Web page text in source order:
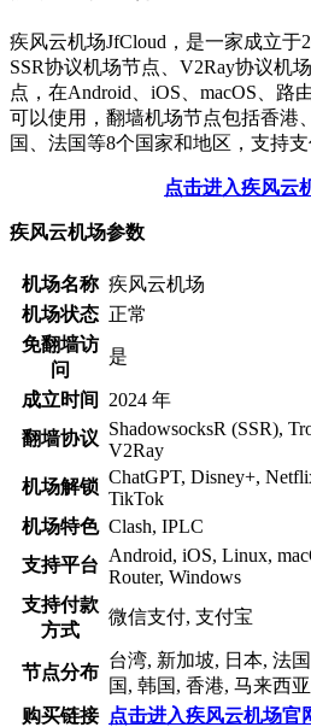
疾风云机场JfCloud，是一家成立于
SSR协议机场节点、V2Ray协议机
点，在Android、iOS、macOS、路
可以使用，翻墙机场节点包括香港
国、法国等8个国家和地区，支持支
点击进入疾风云
疾风云机场参数
机场名称 疾风云机场
机场状态 正常
免翻墙访
问
是
成立时间
2024 年
翻墙协议 ShadowsocksR (SSR),
V2Ray
机场解锁 ChatGPT, Disney+,
TikTok
机场特色 Clash, IPLC
支持平台 Android, iOS, Linux,
Router, Windows
支持付款
方式
微信支付, 支付宝
节点分布
台湾, 新加坡, 日本, 法
国, 韩国, 香港, 马来西亚
购买链接 点击进入疾风云机场官